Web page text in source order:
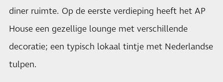
diner ruimte. Op de eerste verdieping heeft het AP
House een gezellige lounge met verschillende
decoratie; een typisch lokaal tintje met Nederlandse
tulpen.